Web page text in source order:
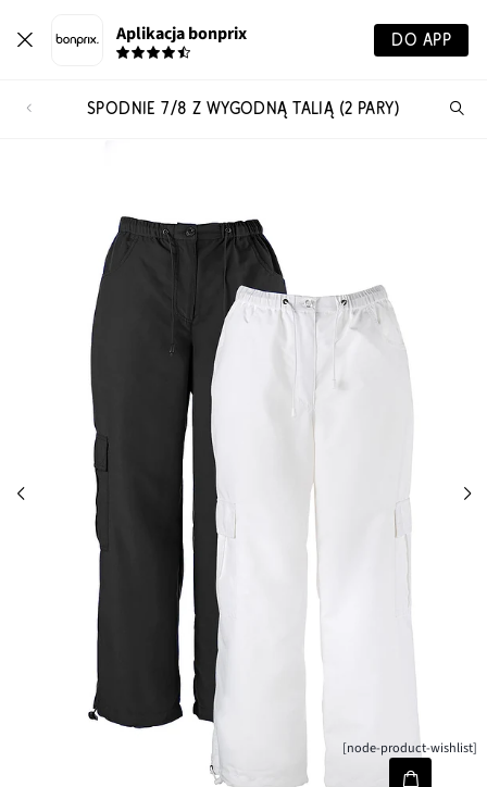
Aplikacja bonprix DO APP
SPODNIE 7/8 Z WYGODNĄ TALIĄ (2 PARY)
[node-product-wishlist]